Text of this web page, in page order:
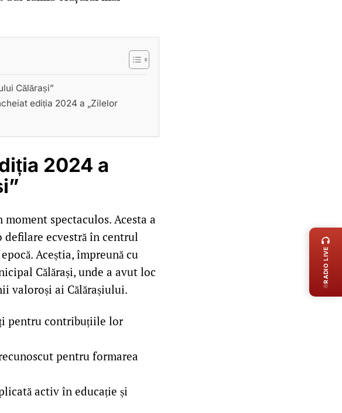
Călărași”
ediția 2024 a „Zilelor
2024 a
spectaculos. Acesta a
defilare ecvestră în centrul
Aceștia, împreună cu
Călărași, unde a avut loc
valoroși ai Călărașiului.
pentru contribuțiile lor
pentru formarea
activ în educație și
RADIO LIVE